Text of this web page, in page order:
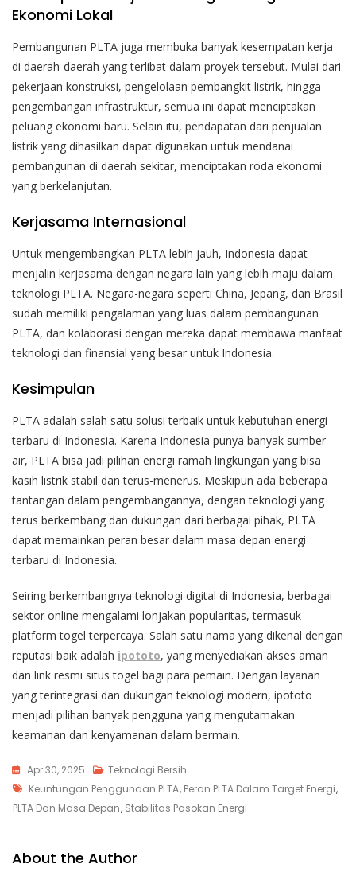
Ekonomi Lokal
Pembangunan PLTA juga membuka banyak kesempatan kerja
di daerah-daerah yang terlibat dalam proyek tersebut. Mulai dari
pekerjaan konstruksi, pengelolaan pembangkit listrik, hingga
pengembangan infrastruktur, semua ini dapat menciptakan
peluang ekonomi baru. Selain itu, pendapatan dari penjualan
listrik yang dihasilkan dapat digunakan untuk mendanai
pembangunan di daerah sekitar, menciptakan roda ekonomi
yang berkelanjutan.
Kerjasama Internasional
Untuk mengembangkan PLTA lebih jauh, Indonesia dapat
menjalin kerjasama dengan negara lain yang lebih maju dalam
teknologi PLTA. Negara-negara seperti China, Jepang, dan Brasil
sudah memiliki pengalaman yang luas dalam pembangunan
PLTA, dan kolaborasi dengan mereka dapat membawa manfaat
teknologi dan finansial yang besar untuk Indonesia.
Kesimpulan
PLTA adalah salah satu solusi terbaik untuk kebutuhan energi
terbaru di Indonesia. Karena Indonesia punya banyak sumber
air, PLTA bisa jadi pilihan energi ramah lingkungan yang bisa
kasih listrik stabil dan terus-menerus. Meskipun ada beberapa
tantangan dalam pengembangannya, dengan teknologi yang
terus berkembang dan dukungan dari berbagai pihak, PLTA
dapat memainkan peran besar dalam masa depan energi
terbaru di Indonesia.
Seiring berkembangnya teknologi digital di Indonesia, berbagai
sektor online mengalami lonjakan popularitas, termasuk
platform togel terpercaya. Salah satu nama yang dikenal dengan
reputasi baik adalah ipototo, yang menyediakan akses aman
dan link resmi situs togel bagi para pemain. Dengan layanan
yang terintegrasi dan dukungan teknologi modern, ipototo
menjadi pilihan banyak pengguna yang mengutamakan
keamanan dan kenyamanan dalam bermain.
Apr 30, 2025
Teknologi Bersih
Tags
Keuntungan Penggunaan PLTA, Peran PLTA Dalam Target Energi,
PLTA Dan Masa Depan, Stabilitas Pasokan Energi
About the Author